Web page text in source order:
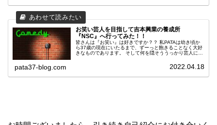
そんな業界のお話を記事にしていきたいと思います。
お笑い芸人を目指して吉本興業の養成所
『NSC』へ行ってみた！！
皆さんは『お笑い』は好きですか？？ 私PATAは幼き頃か
ら37歳の現在にいたるまで、ずーっと飽きることなく大好
きなものであります。 そして何を隠そううっかり芸人に憧
です。 そんな芸人に憧れる未来のスーパースターに少しだ
け内容を紹介して参りたいと思います。 それでは行ってみ
pata37-blog.com 2022.04.18